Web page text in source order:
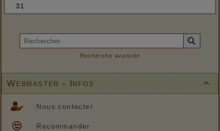
Recherche avancée

Webmaster - Infos
Nous contacter
Recommander